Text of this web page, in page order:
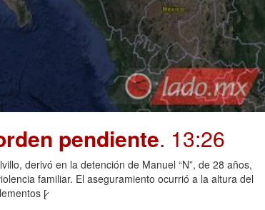
pendiente. 13:26
derivó en la detención de Manuel “N”, de 28 años,
familiar. El aseguramiento ocurrió a la altura del
[̷